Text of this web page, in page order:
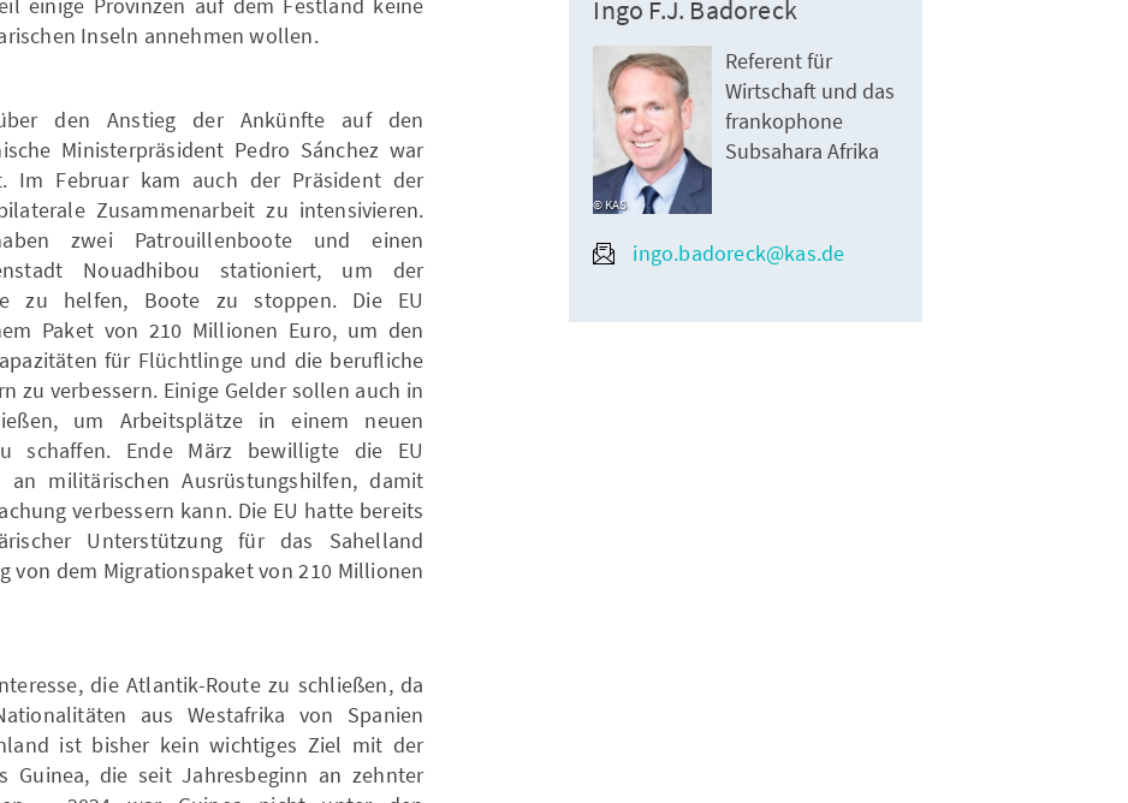
einige Provinzen auf dem Festland keine
Inseln annehmen wollen.
den Anstieg der Ankünfte auf den
Ministerpräsident Pedro Sánchez war
Im Februar kam auch der Präsident der
Zusammenarbeit zu intensivieren.
zwei Patrouillenboote und einen
Nouadhibou stationiert, um der
zu helfen, Boote zu stoppen. Die EU
Paket von 210 Millionen Euro, um den
für Flüchtlinge und die berufliche
zu verbessern. Einige Gelder sollen auch in
um Arbeitsplätze in einem neuen
schaffen. Ende März bewilligte die EU
militärischen Ausrüstungshilfen, damit
verbessern kann. Die EU hatte bereits
Unterstützung für das Sahelland
von dem Migrationspaket von 210 Millionen
die Atlantik-Route zu schließen, da
aus Westafrika von Spanien
ist bisher kein wichtiges Ziel mit der
Guinea, die seit Jahresbeginn an zehnter
Ingo F.J. Badoreck
KAS
Referent für
Wirtschaft und das
frankophone
Subsahara Afrika
ingo.badoreck@kas.de